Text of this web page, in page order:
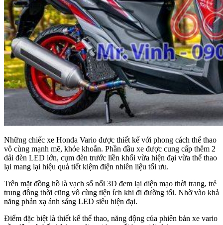
Những chiếc xe Honda Vario được thiết kế với phong cách thể thao
vô cùng mạnh mẽ, khỏe khoắn. Phần đầu xe được cung cấp thêm 2
dải đèn LED lớn, cụm đèn trước liền khối vừa hiện đại vừa thể thao
lại mang lại hiệu quả tiết kiệm điện nhiên liệu tối ưu.
Trên mặt đồng hồ là vạch số nổi 3D đem lại diện mạo thời trang, trẻ
trung đồng thời cũng vô cùng tiện ích khi đi đường tối. Nhờ vào khả
năng phản xạ ánh sáng LED siêu hiện đại.
Điểm đặc biệt là thiết kế thể thao, năng động của phiên bản xe vario